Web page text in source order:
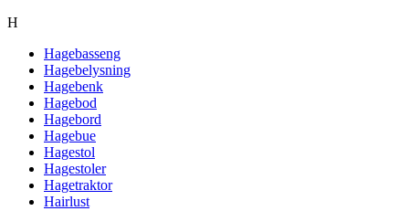
H
Hagebasseng
Hagebelysning
Hagebenk
Hagebod
Hagebord
Hagebue
Hagestol
Hagestoler
Hagetraktor
Hairlust